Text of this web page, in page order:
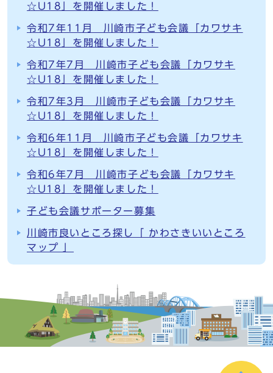
☆U18」を開催しました！
令和7年11月 川崎市子ども会議「カワサキ
☆U18」を開催しました！
令和7年7月 川崎市子ども会議「カワサキ
☆U18」を開催しました！
令和7年3月 川崎市子ども会議「カワサキ
☆U18」を開催しました！
令和6年11月 川崎市子ども会議「カワサキ
☆U18」を開催しました！
令和6年7月 川崎市子ども会議「カワサキ
☆U18」を開催しました！
子ども会議サポーター募集
川崎市良いところ探し「 かわさきいいところ
マップ 」